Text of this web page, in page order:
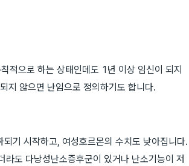
적으로 하는 상태인데도 1년 이상 임신이 되지
지 않으면 난임으로 정의하기도 합니다.
기 시작하고, 여성호르몬의 수치도 낮아집니다.
도 다낭성난소증후군이 있거나 난소기능이 저